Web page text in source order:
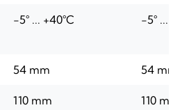
-5° ... +40°C -5° ...
54 mm 54 mm
110 mm 110 mm